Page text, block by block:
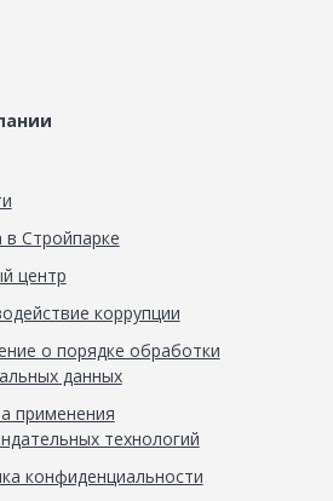
в Стройпарке
центр
коррупции
о порядке обработки
данных
применения
технологий
конфиденциальности